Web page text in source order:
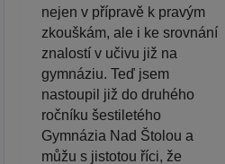
nejen v přípravě k pravým
zkouškám, ale i ke srovnání
znalostí v učivu již na
gymnáziu. Teď jsem
nastoupil již do druhého
ročníku šestiletého
Gymnázia Nad Štolou a
můžu s jistotou říci, že